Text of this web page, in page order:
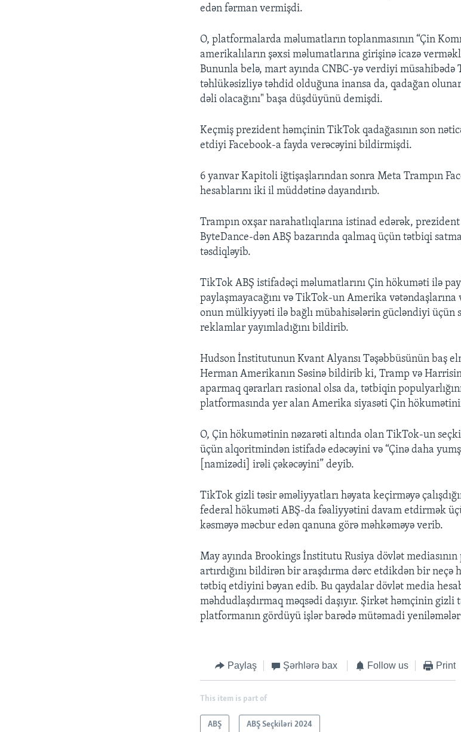
edən fərman vermişdi.
O, platformalarda məlumatların toplanmasının “Çin
amerikalıların şəxsi məlumatlarına girişinə icazə
Bununla belə, mart ayında CNBC-yə verdiyi
təhlükəsizliyə təhdid olduğuna inansa da, qadağan
dəli olacağını" başa düşdüyünü demişdi.
Keçmiş prezident həmçinin TikTok qadağasının son
etdiyi Facebook-a fayda verəcəyini bildirmişdi.
6 yanvar Kapitoli iğtişaşlarından sonra Meta Trampın
hesablarını iki il müddətinə dayandırıb.
Trampın oxşar narahatlıqlarına istinad edərək,
ByteDance-dən ABŞ bazarında qalmaq üçün tətbiqi
təsdiqləyib.
TikTok ABŞ istifadəçi məlumatlarını Çin hökuməti ilə
paylaşmayacağını və TikTok-un Amerika
onun mülkiyyəti ilə bağlı mübahisələrin gücləndiyi üçün
reklamlar yayımladığını bildirib.
Hudson İnstitutunun Kvant Alyansı Təşəbbüsünün baş
Herman Amerikanın Səsinə bildirib ki, Tramp və
aparmaq qərarları rasional olsa da, tətbiqin
platformasında yer alan Amerika siyasəti Çin
O, Çin hökumətinin nəzarəti altında olan TikTok-un
üçün alqoritmindən istifadə edəcəyini və “Çinə daha
[namizədi] irəli çəkəcəyini” deyib.
TikTok gizli təsir əməliyyatları həyata keçirməyə
federal hökuməti ABŞ-da fəaliyyətini davam etdirmək
kəsməyə məcbur edən qanuna görə məhkəməyə verib.
May ayında Brookings İnstitutu Rusiya dövlət
artırdığını bildirən bir araşdırma dərc etdikdən bir neçə
tətbiq etdiyini bəyan edib. Bu qaydalar dövlət media
məhdudlaşdırmaq məqsədi daşıyır. Şirkət həmçinin gizli
platformanın gördüyü işlər barədə mütəmadi yeniləmələr
Paylaş Şərhlərə bax Follow us Print
This item is part of
ABŞ ABŞ Seçkiləri 2024